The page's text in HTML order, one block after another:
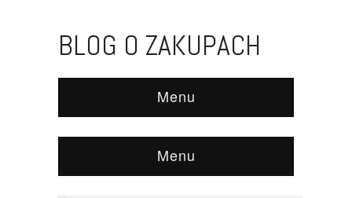
BLOG O ZAKUPACH
Menu
Menu